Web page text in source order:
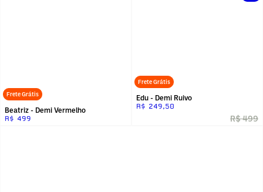
Frete Grátis
Beatriz - Demi Vermelho
R$ 499
Frete Grátis
Edu - Demi Ruivo
R$ 249,50
R$ 499